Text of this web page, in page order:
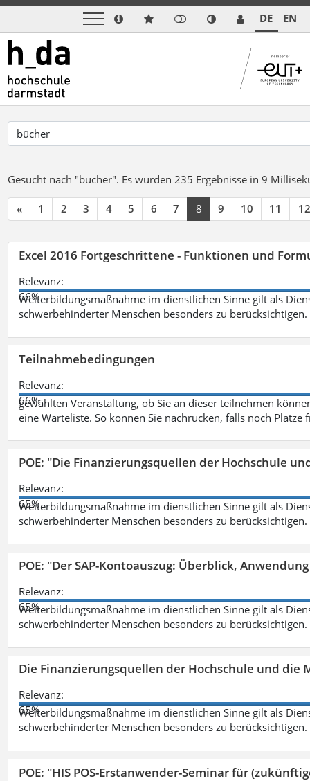
DE EN
Gesucht nach "bücher". Es wurden 235 Ergebnisse in 9
« 1 2 3 4 5 6 7 8 9 10 11 12
Excel 2016 Fortgeschrittene - Funktionen und
Relevanz:
66%
Weiterbildungsmaßnahme im dienstlichen Sinne gilt als
schwerbehinderter Menschen besonders zu berücksichtigen.
Teilnahmebedingungen
Relevanz:
66%
gewählten Veranstaltung, ob Sie an dieser teilnehmen
eine Warteliste. So können Sie nachrücken, falls noch Plätze
POE: "Die Finanzierungsquellen der Hochschule
Relevanz:
65%
Weiterbildungsmaßnahme im dienstlichen Sinne gilt als
schwerbehinderter Menschen besonders zu berücksichtigen.
POE: "Der SAP-Kontoauszug: Überblick,
Relevanz:
65%
Weiterbildungsmaßnahme im dienstlichen Sinne gilt als
schwerbehinderter Menschen besonders zu berücksichtigen.
Die Finanzierungsquellen der Hochschule und die
Relevanz:
65%
Weiterbildungsmaßnahme im dienstlichen Sinne gilt als
schwerbehinderter Menschen besonders zu berücksichtigen.
POE: "HIS POS-Erstanwender-Seminar für